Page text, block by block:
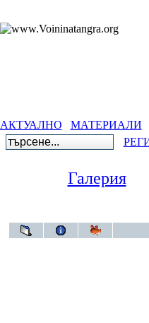
АКТУАЛНО МАТЕРИАЛИ
Галерия